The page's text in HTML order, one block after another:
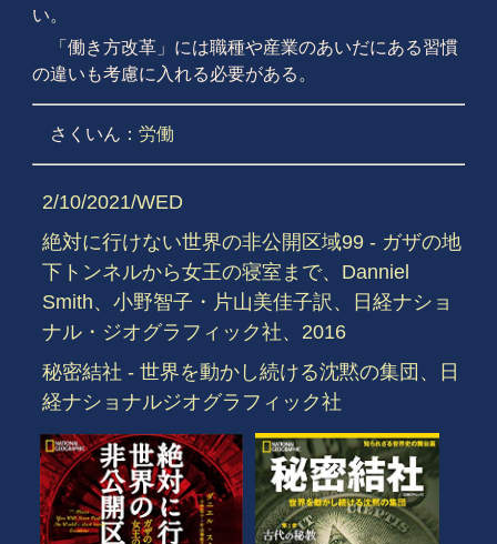
い。
「働き方改革」には職種や産業のあいだにある習慣
の違いも考慮に入れる必要がある。
さくいん： 労働
2/10/2021/WED
絶対に行けない世界の非公開区域99 - ガザの地
下トンネルから女王の寝室まで、Danniel
Smith、小野智子・片山美佳子訳、日経ナショ
ナル・ジオグラフィック社、2016
秘密結社 - 世界を動かし続ける沈黙の集団、日
経ナショナルジオグラフィック社